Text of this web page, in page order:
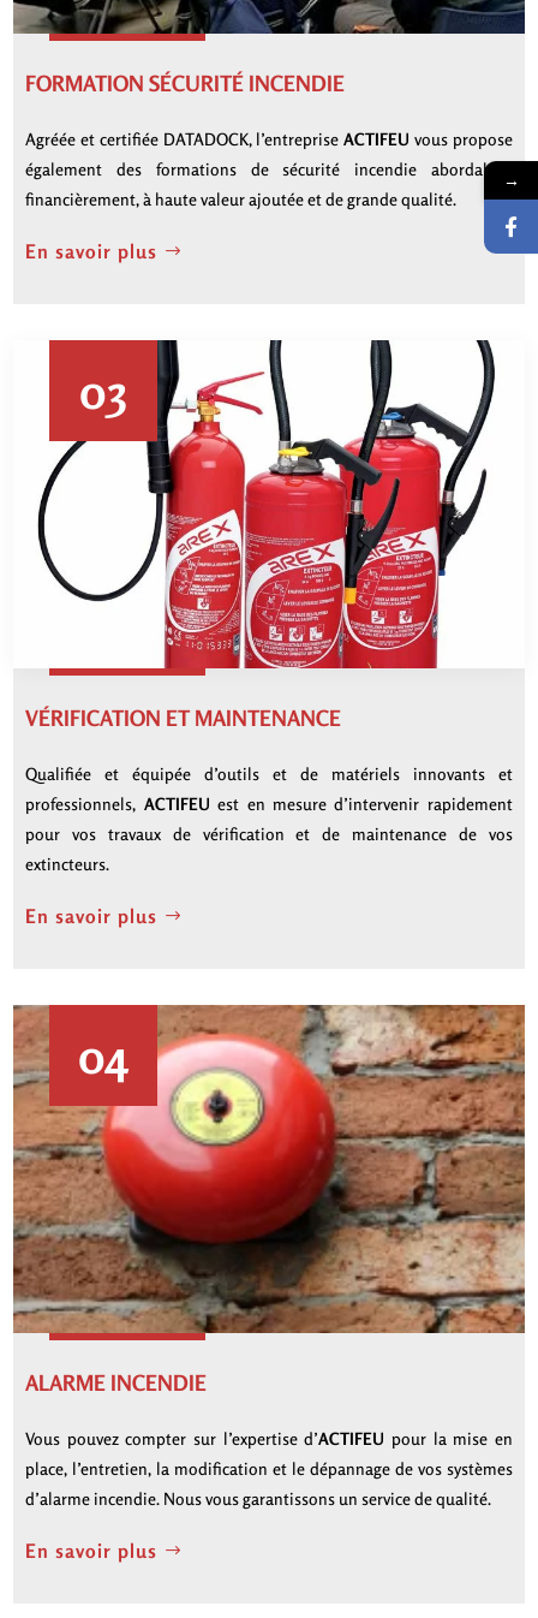
FORMATION SÉCURITÉ INCENDIE
Agréée et certifiée DATADOCK, l’entrepriseACTIFEU vous propose
également des formations de sécurité incendie abordables
financièrement, à haute valeur ajoutée et de grande qualité.
En savoir plus
03
VÉRIFICATION ET MAINTENANCE
Qualifiée et équipée d’outils et de matériels innovants et
professionnels, ACTIFEU est en mesure d’intervenir rapidement
pour vos travaux de vérification et de maintenance de vos
extincteurs.
En savoir plus
04
ALARME INCENDIE
Vous pouvez compter sur l’expertise d’ACTIFEU pour la mise en
place, l’entretien, la modification et le dépannage de vos systèmes
d’alarme incendie. Nous vous garantissons un service de qualité.
En savoir plus
→